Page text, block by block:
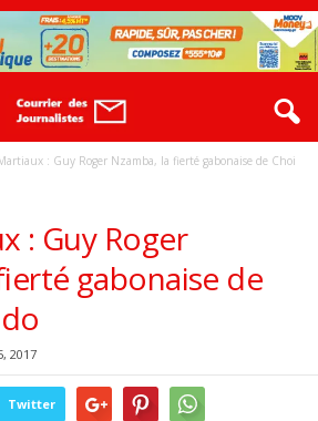
: Guy Roger Nzamba, la fierté gabonaise de Choi
: Guy Roger
gabonaise de
2017
Twitter